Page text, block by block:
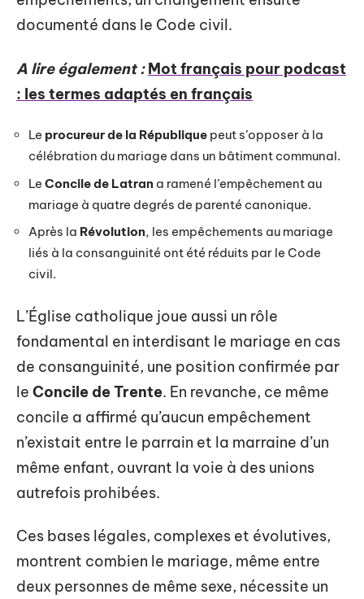
documenté dans le Code civil.
A lire également : Mot français pour podcast
: les termes adaptés en français
Le procureur de la République peut s’opposer à la
célébration du mariage dans un bâtiment communal.
Le Concile de Latran a ramené l’empêchement au
mariage à quatre degrés de parenté canonique.
Après la Révolution, les empêchements au mariage
liés à la consanguinité ont été réduits par le Code
civil.
L’Église catholique joue aussi un rôle
fondamental en interdisant le mariage en cas
de consanguinité, une position confirmée par
le Concile de Trente. En revanche, ce même
concile a affirmé qu’aucun empêchement
n’existait entre le parrain et la marraine d’un
même enfant, ouvrant la voie à des unions
autrefois prohibées.
Ces bases légales, complexes et évolutives,
montrent combien le mariage, même entre
deux personnes de même sexe, nécessite un